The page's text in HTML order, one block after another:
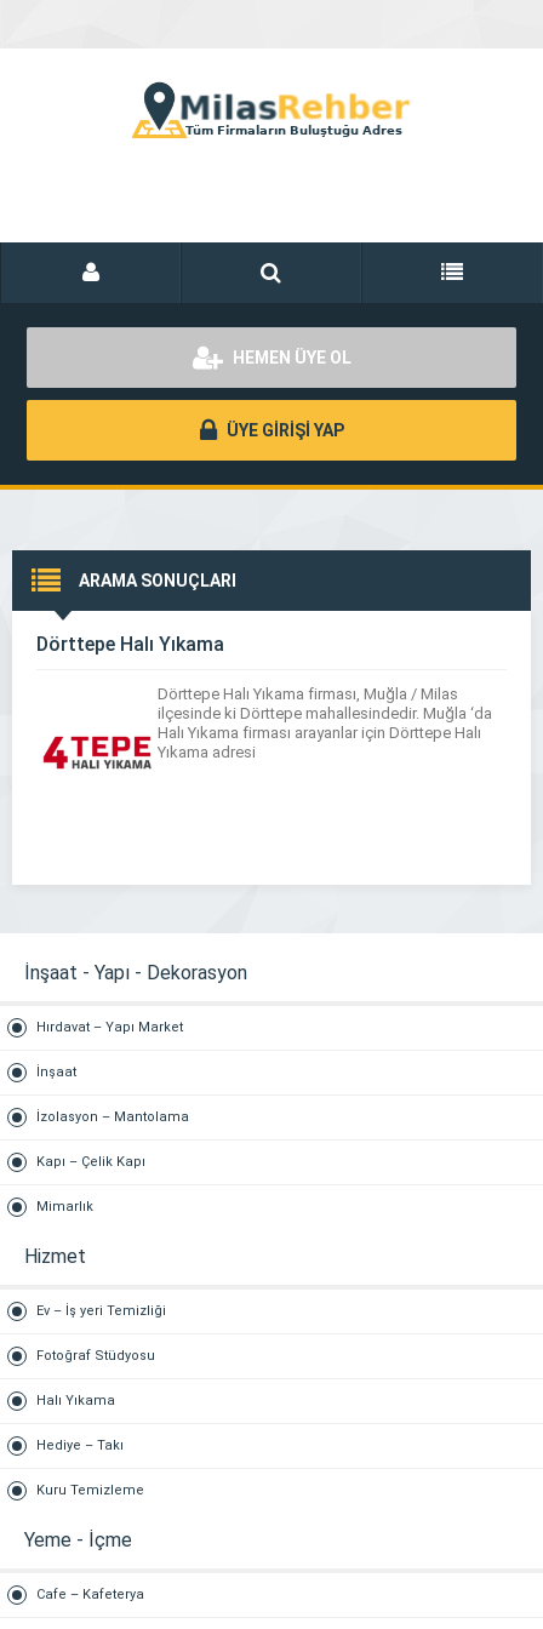
HEMEN ÜYE OL
ÜYE GİRİŞİ YAP
ARAMA SONUÇLARI
Dörttepe Halı Yıkama
Dörttepe Halı Yıkama firması, Muğla / Milas
ilçesinde ki Dörttepe mahallesindedir. Muğla ‘da
Halı Yıkama firması arayanlar için Dörttepe Halı
Yıkama adresi
İnşaat - Yapı - Dekorasyon
Hırdavat – Yapı Market
İnşaat
İzolasyon – Mantolama
Kapı – Çelik Kapı
Mimarlık
Hizmet
Ev – İş yeri Temizliği
Fotoğraf Stüdyosu
Halı Yıkama
Hediye – Takı
Kuru Temizleme
Yeme - İçme
Cafe – Kafeterya